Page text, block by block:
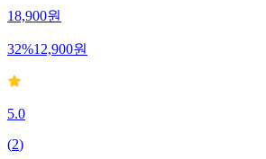
18,900원
32%12,900원
5.0
(2)